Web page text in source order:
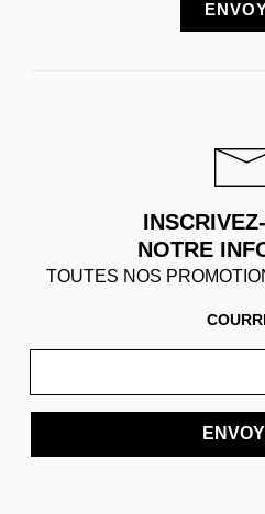
NOTRE
TOUTES NOS